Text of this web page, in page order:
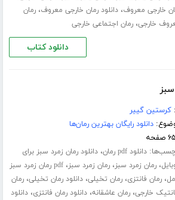
خارجی معروف،دانلود رمان خارجی معروف،رمان
خارجی،رمان اجتماعی خارجی
دانلود کتاب
کرستین گییر
دانلود رایگان بهترین رمان‌ها
دانلود pdf رمان ،دانلود رمان زمرد سبز برای
،رمان زمرد سبز،رمان زمرد سبز،
pdf رمان زمرد سبز
،رمان فانتزی،رمان تخیلی،دانلود رمان تخیلی،رمان
خارجی،رمان عاشقانه،دانلود رمان فانتزی،دانلود